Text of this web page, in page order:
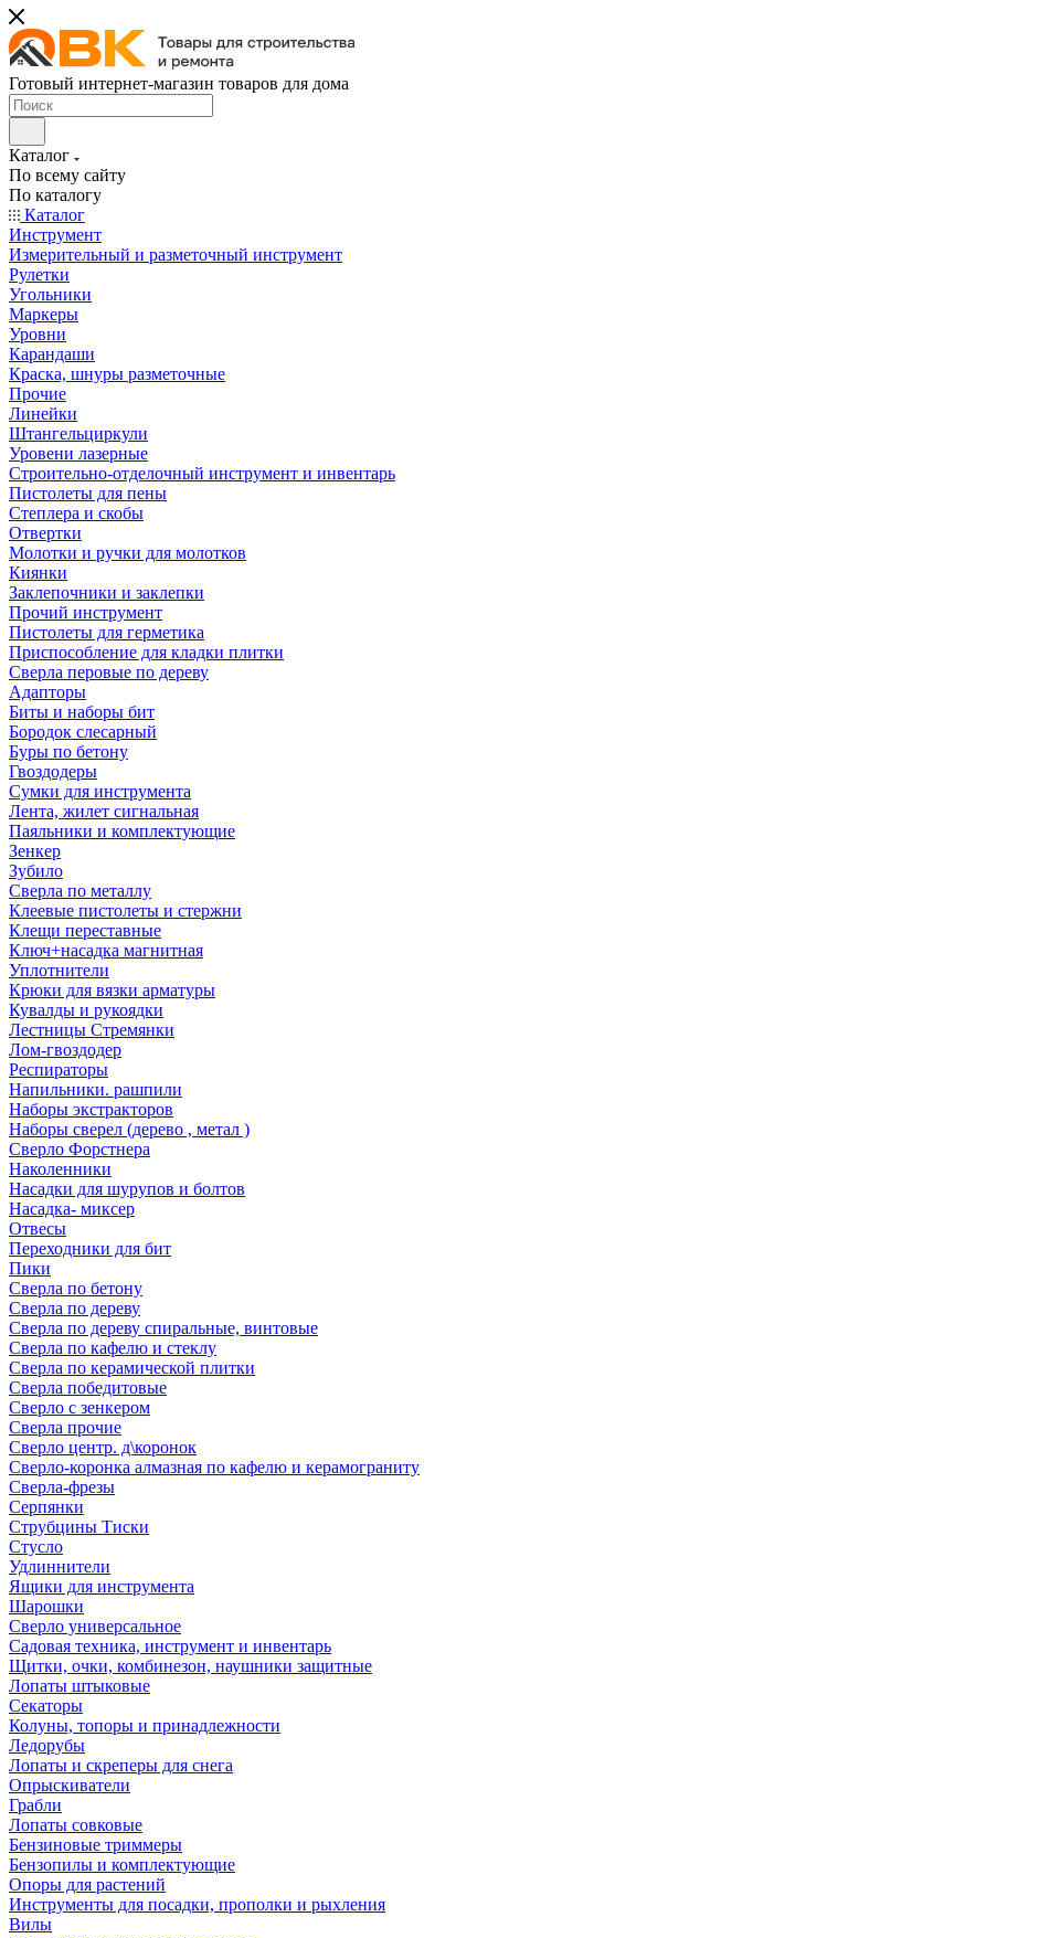
Готовый интернет-магазин товаров для дома
Каталог
По всему сайту
По каталогу
Каталог
Инструмент
Измерительный и разметочный инструмент
Рулетки
Угольники
Маркеры
Уровни
Карандаши
Краска, шнуры разметочные
Прочие
Линейки
Штангельциркули
Уровени лазерные
Строительно-отделочный инструмент и инвентарь
Пистолеты для пены
Степлера и скобы
Отвертки
Молотки и ручки для молотков
Киянки
Заклепочники и заклепки
Прочий инструмент
Пистолеты для герметика
Приспособление для кладки плитки
Сверла перовые по дереву
Адапторы
Биты и наборы бит
Бородок слесарный
Буры по бетону
Гвоздодеры
Сумки для инструмента
Лента, жилет сигнальная
Паяльники и комплектующие
Зенкер
Зубило
Сверла по металлу
Клеевые пистолеты и стержни
Клещи переставные
Ключ+насадка магнитная
Уплотнители
Крюки для вязки арматуры
Кувалды и рукоядки
Лестницы Стремянки
Лом-гвоздодер
Респираторы
Напильники. рашпили
Наборы экстракторов
Наборы сверел (дерево , метал )
Сверло Форстнера
Наколенники
Насадки для шурупов и болтов
Насадка- миксер
Отвесы
Переходники для бит
Пики
Сверла по бетону
Сверла по дереву
Сверла по дереву спиральные, винтовые
Сверла по кафелю и стеклу
Сверла по керамической плитки
Сверла победитовые
Сверло с зенкером
Сверла прочие
Сверло центр. д\коронок
Сверло-коронка алмазная по кафелю и керамограниту
Сверла-фрезы
Серпянки
Струбцины Тиски
Стусло
Удлиннители
Ящики для инструмента
Шарошки
Сверло универсальное
Садовая техника, инструмент и инвентарь
Щитки, очки, комбинезон, наушники защитные
Лопаты штыковые
Секаторы
Колуны, топоры и принадлежности
Ледорубы
Лопаты и скреперы для снега
Опрыскиватели
Грабли
Лопаты совковые
Бензиновые триммеры
Бензопилы и комплектующие
Опоры для растений
Инструменты для посадки, прополки и рыхления
Вилы